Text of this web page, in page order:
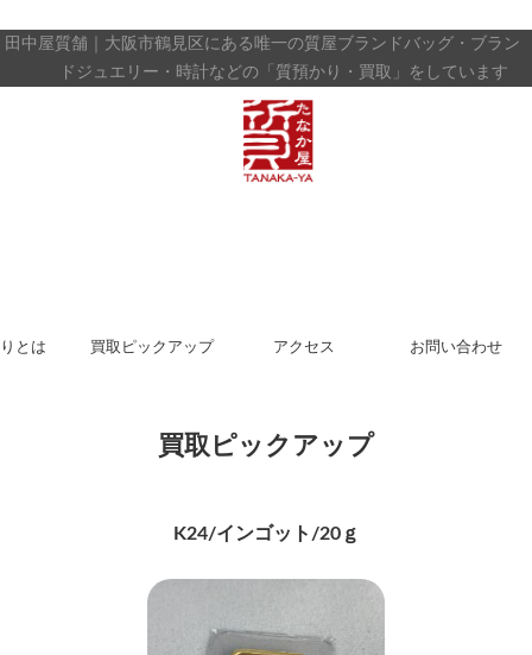
田中屋質舗｜大阪市鶴見区にある唯一の質屋ブランドバッグ・ブラン
ドジュエリー・時計などの「質預かり・買取」をしています
とは 買取ピックアップ アクセス お問い合わせ
買取ピックアップ
K24/インゴット/20ｇ